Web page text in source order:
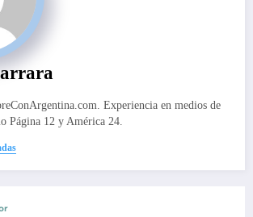
Experiencia en medios de
Página 12 y América 24.